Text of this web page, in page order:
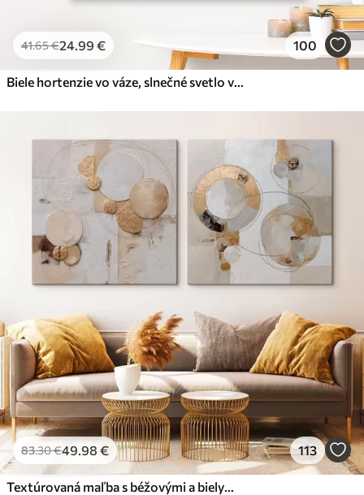
41.65€24.99 € 100
Biele hortenzie vo váze, slnečné svetlo v okne, olejomaľba
83.30€49.98 € 113
Textúrovaná maľba s béžovými a bielymi tvarmi